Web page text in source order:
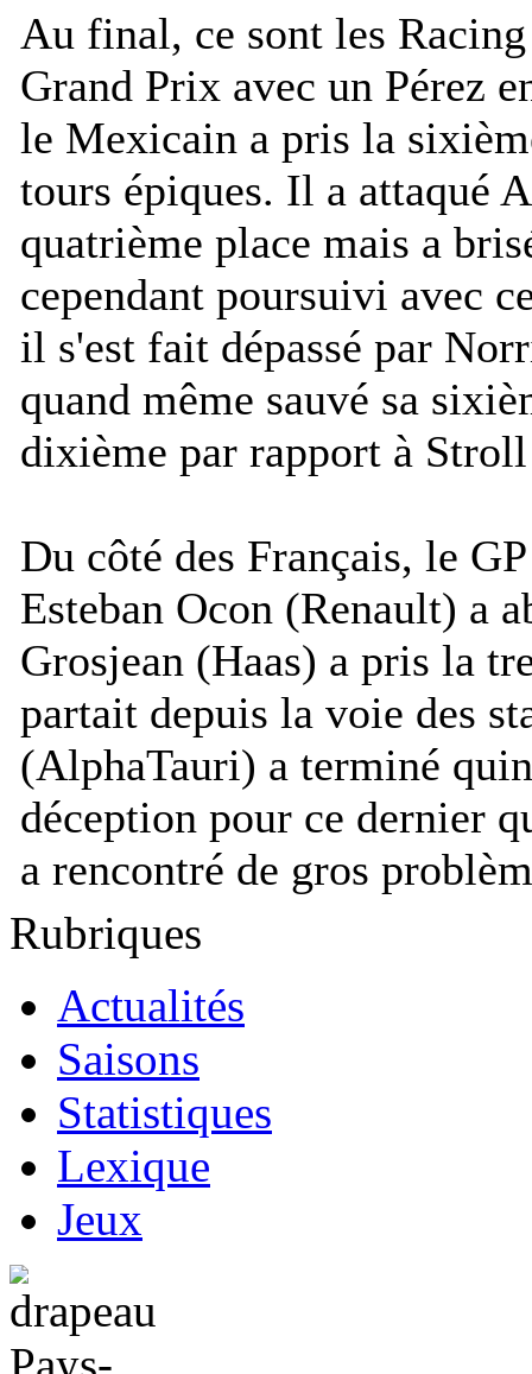
Au final, ce sont les
Grand Prix avec un Pérez
le Mexicain a pris la
tours épiques. Il a attaqué
quatrième place mais a
cependant poursuivi avec
il s'est fait dépassé par
quand même sauvé sa
dixième par rapport à
Du côté des Français, le
Esteban Ocon (Renault) a
Grosjean (Haas) a pris la
partait depuis la voie des
(AlphaTauri) a terminé
déception pour ce dernier
a rencontré de gros
Rubriques
Actualités
Saisons
Statistiques
Lexique
Jeux